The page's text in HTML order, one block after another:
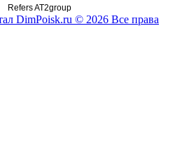
Refers AT2group
DimPoisk.ru © 2026 Все права